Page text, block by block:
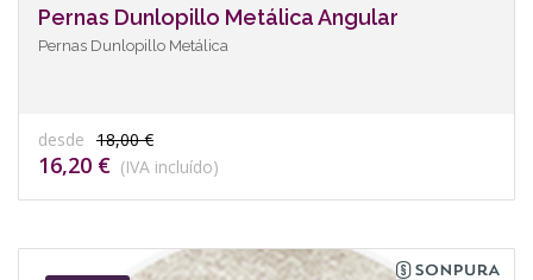
Pernas Dunlopillo Metálica Angular
Pernas Dunlopillo Metálica
desde 18,00 €
16,20 € (IVA incluído)